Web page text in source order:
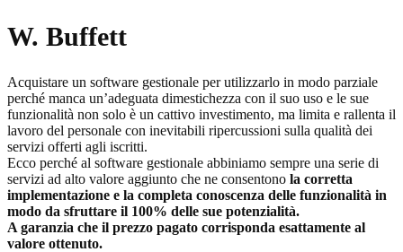
W. Buffett
Acquistare un software gestionale per utilizzarlo in modo parziale
perché manca un’adeguata dimestichezza con il suo uso e le sue
funzionalità non solo è un cattivo investimento, ma limita e rallenta il
lavoro del personale con inevitabili ripercussioni sulla qualità dei
servizi offerti agli iscritti.
Ecco perché al software gestionale abbiniamo sempre una serie di
servizi ad alto valore aggiunto che ne consentono la corretta
implementazione e la completa conoscenza delle funzionalità in
modo da sfruttare il 100% delle sue potenzialità.
A garanzia che il prezzo pagato corrisponda esattamente al
valore ottenuto.